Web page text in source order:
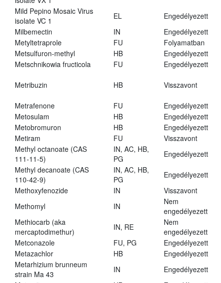
Mild Pepino Mosaic Virus
isolate VC 1
EL
Engedélyezett
Milbemectin
IN
Engedélyezett
Metyltetraprole
FU
Folyamatban
Metsulfuron-methyl
HB
Engedélyezett
Metschnikowia fructicola
FU Engedélyezett
Metribuzin HB Visszavont
Metrafenone FU
Engedélyezett
Metosulam
HB
Engedélyezett
Metobromuron
HB
Engedélyezett
Metiram
FU
Visszavont
Methyl octanoate (CAS
111-11-5)
IN, AC, HB,
PG
Engedélyezett
Methyl decanoate (CAS
110-42-9)
IN, AC, HB,
PG
Engedélyezett
Methoxyfenozide
IN
Visszavont
Methomyl
IN
Nem
engedélyezett
Methiocarb (aka
mercaptodimethur)
IN, RE
Nem
engedélyezett
Metconazole
FU, PG
Engedélyezett
Metazachlor
HB
Engedélyezett
Metarhizium brunneum
strain Ma 43
IN
Engedélyezett